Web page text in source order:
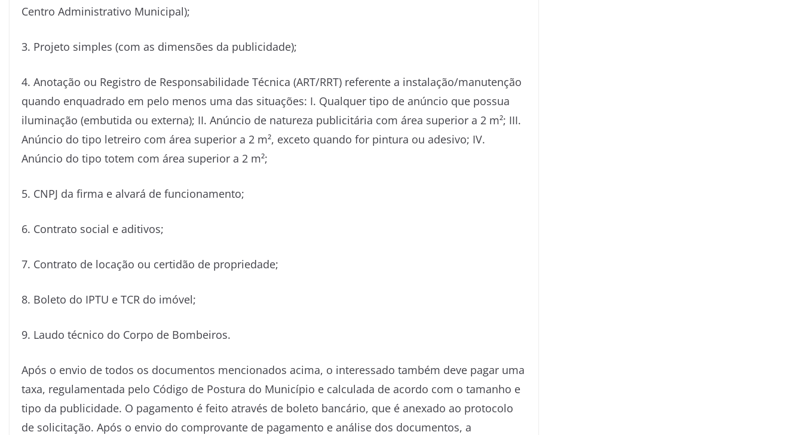
Centro Administrativo Municipal);
3. Projeto simples (com as dimensões da publicidade);
4. Anotação ou Registro de Responsabilidade Técnica (ART/RRT) referente a instalação/manutenção
quando enquadrado em pelo menos uma das situações: I. Qualquer tipo de anúncio que possua
iluminação (embutida ou externa); II. Anúncio de natureza publicitária com área superior a 2 m²; III.
Anúncio do tipo letreiro com área superior a 2 m², exceto quando for pintura ou adesivo; IV.
Anúncio do tipo totem com área superior a 2 m²;
5. CNPJ da firma e alvará de funcionamento;
6. Contrato social e aditivos;
7. Contrato de locação ou certidão de propriedade;
8. Boleto do IPTU e TCR do imóvel;
9. Laudo técnico do Corpo de Bombeiros.
Após o envio de todos os documentos mencionados acima, o interessado também deve pagar uma
taxa, regulamentada pelo Código de Postura do Município e calculada de acordo com o tamanho e
tipo da publicidade. O pagamento é feito através de boleto bancário, que é anexado ao protocolo
de solicitação. Após o envio do comprovante de pagamento e análise dos documentos, a